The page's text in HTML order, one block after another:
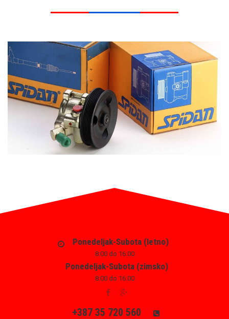
Ponedeljak-Subota (letno)
8:00 do 16:00
Ponedeljak-Subota (zimsko)
8:00 do 16:00
+387 35 720 560